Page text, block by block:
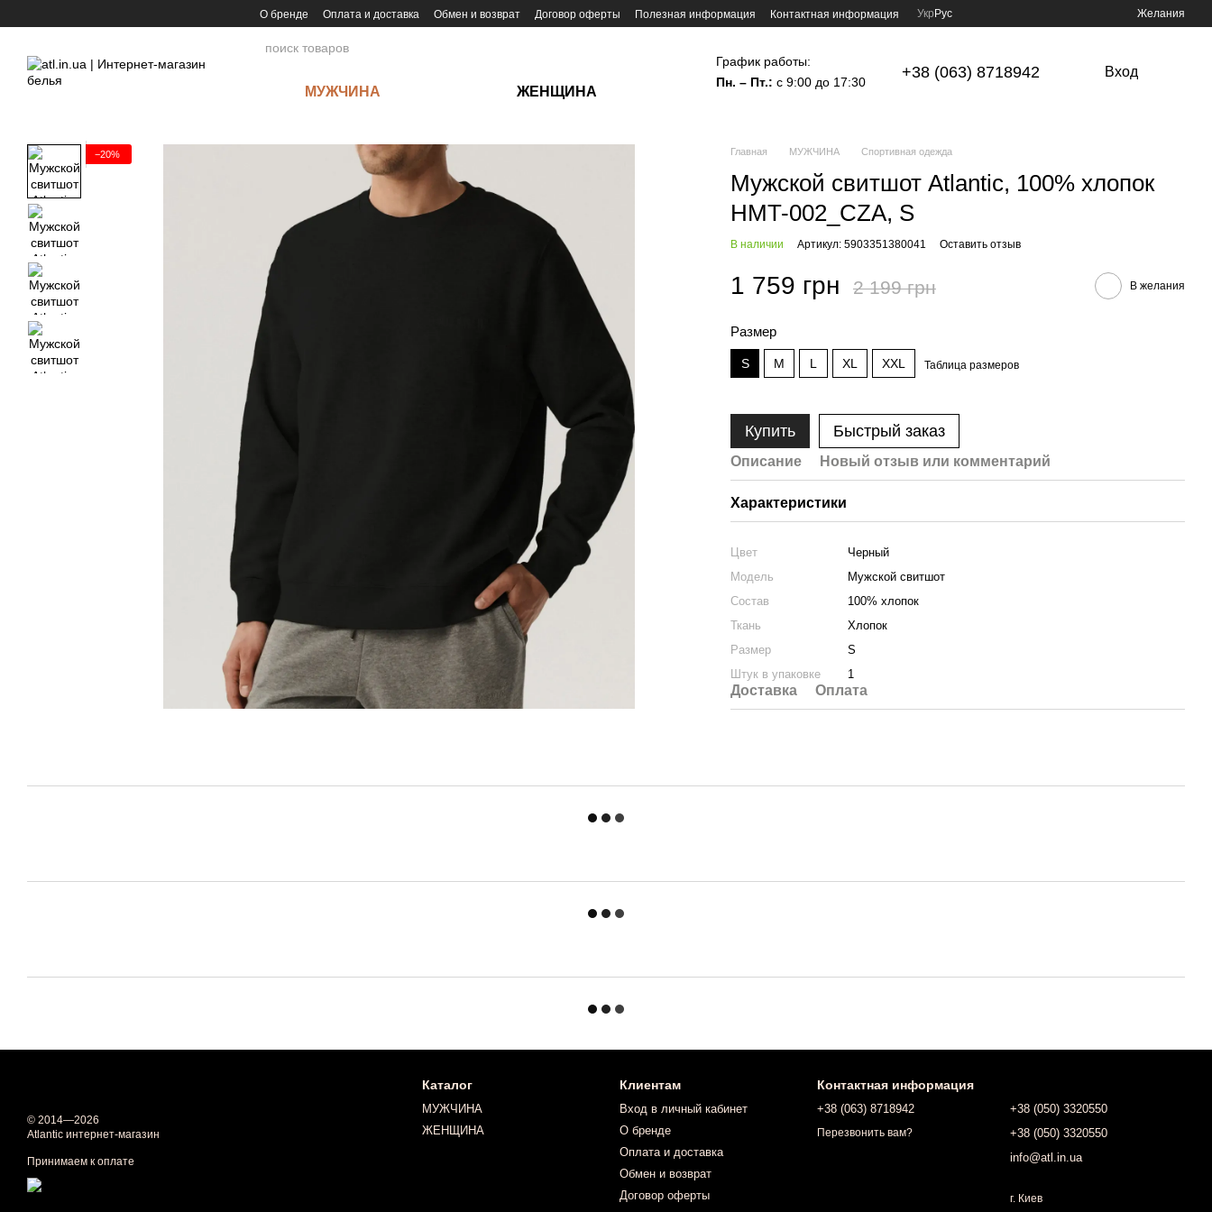
О бренде Оплата и доставка Обмен и возврат Договор оферты Полезная информация Контактная информация Укр Рус Желания
МУЖЧИНА ЖЕНЩИНА
График работы:
Пн. – Пт.: с 9:00 до 17:30
+38 (063) 8718942 Вход
−20% Главная МУЖЧИНА Спортивная одежда
Мужской свитшот Atlantic, 100% хлопок
HMT-002_CZA, S
В наличии Артикул: 5903351380041 Оставить отзыв
1 759 грн 2 199 грн В желания
Размер
S M L XL XXL Таблица размеров
Купить Быстрый заказ
Описание Новый отзыв или комментарий
Характеристики
Цвет
Черный
Модель
Мужской свитшот
Состав
100% хлопок
Ткань
Хлопок
Размер
S
Штук в упаковке
1
Доставка Оплата
© 2014—2026
Atlantic интернет-магазин
Принимаем к оплате
Каталог
МУЖЧИНА
ЖЕНЩИНА
Клиентам
Вход в личный кабинет
О бренде
Оплата и доставка
Обмен и возврат
Договор оферты
Контактная информация
+38 (063) 8718942
Перезвонить вам?
+38 (050) 3320550
+38 (050) 3320550
info@atl.in.ua
г. Киев